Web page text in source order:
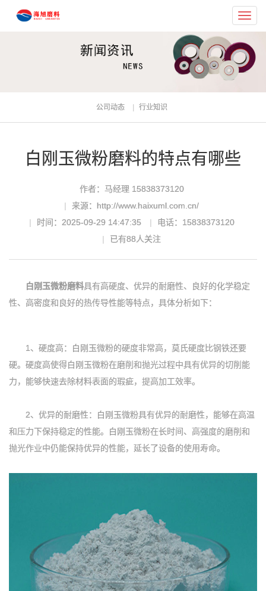
公司动态 行业知识
白刚玉微粉磨料的特点有哪些
作者：马经理 15838373120
来源：http://www.haixuml.com.cn/
时间：2025-09-29 14:47:35
电话：15838373120
已有88人关注
白刚玉微粉磨料具有高硬度、优异的耐磨性、良好的化学稳定
性、高密度和良好的热传导性能等特点，具体分析如下：
1、硬度高：白刚玉微粉的硬度非常高，莫氏硬度比钢铁还要
硬。硬度高使得白刚玉微粉在磨削和抛光过程中具有优异的切削能
力，能够快速去除材料表面的瑕疵，提高加工效率。
2、优异的耐磨性：白刚玉微粉具有优异的耐磨性，能够在高温
和压力下保持稳定的性能。白刚玉微粉在长时间、高强度的磨削和
抛光作业中仍能保持优异的性能，延长了设备的使用寿命。